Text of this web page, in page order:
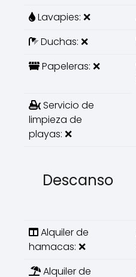
Lavapies: ❌
Duchas: ❌
Papeleras: ❌
Servicio de
limpieza de
playas: ❌
Descanso
Alquiler de
hamacas: ❌
Alquiler de